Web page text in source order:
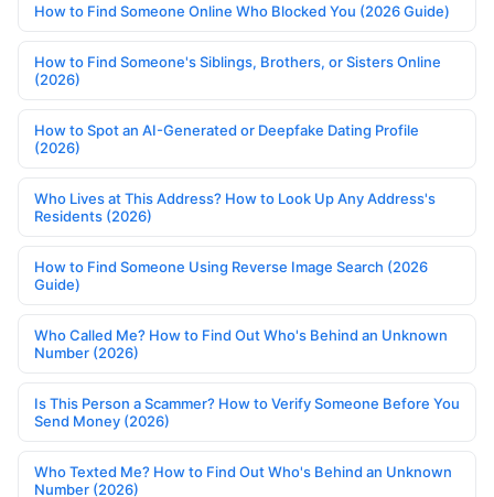
How to Find Someone Online Who Blocked You (2026 Guide)
How to Find Someone's Siblings, Brothers, or Sisters Online
(2026)
How to Spot an AI-Generated or Deepfake Dating Profile
(2026)
Who Lives at This Address? How to Look Up Any Address's
Residents (2026)
How to Find Someone Using Reverse Image Search (2026
Guide)
Who Called Me? How to Find Out Who's Behind an Unknown
Number (2026)
Is This Person a Scammer? How to Verify Someone Before You
Send Money (2026)
Who Texted Me? How to Find Out Who's Behind an Unknown
Number (2026)